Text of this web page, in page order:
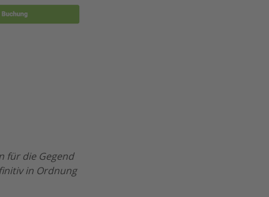
für die Gegend
in Ordnung